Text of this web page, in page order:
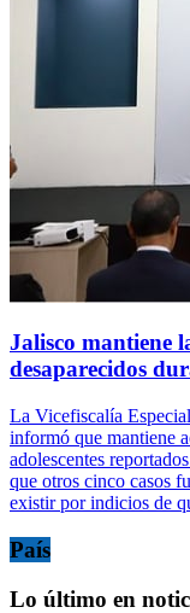
Jalisco mantiene
desaparecidos
La Vicefiscalía
informó que mantiene
adolescentes
que otros cinco casos
existir por indicios de
País
Lo último en